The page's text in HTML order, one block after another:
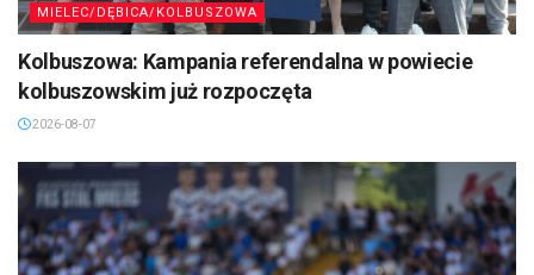
MIELEC/DĘBICA/KOLBUSZOWA
Kolbuszowa: Kampania referendalna w powiecie
kolbuszowskim już rozpoczęta
2026-08-07